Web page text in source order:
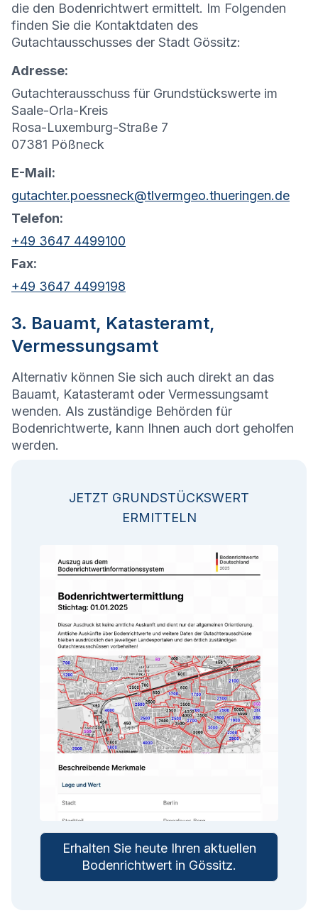
die den Bodenrichtwert ermittelt. Im Folgenden
finden Sie die Kontaktdaten des
Gutachtausschusses der Stadt Gössitz:
Adresse:
Gutachterausschuss für Grundstückswerte im
Saale-Orla-Kreis
Rosa-Luxemburg-Straße 7
07381 Pößneck
E-Mail:
gutachter.poessneck@tlvermgeo.thueringen.de
Telefon:
+49 3647 4499100
Fax:
+49 3647 4499198
3. Bauamt, Katasteramt,
Vermessungsamt
Alternativ können Sie sich auch direkt an das
Bauamt, Katasteramt oder Vermessungsamt
wenden. Als zuständige Behörden für
Bodenrichtwerte, kann Ihnen auch dort geholfen
werden.
JETZT GRUNDSTÜCKSWERT
ERMITTELN
Erhalten Sie heute Ihren aktuellen
Bodenrichtwert in Gössitz.